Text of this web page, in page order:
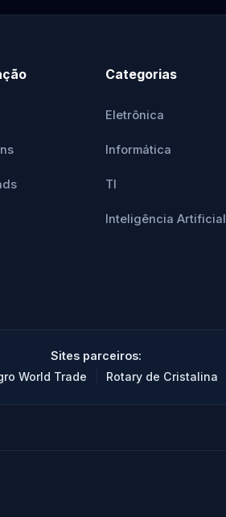
Categorias
Eletrônica
Informática
TI
Inteligência Artificial
Sites parceiros:
World Trade Rotary de Cristalina